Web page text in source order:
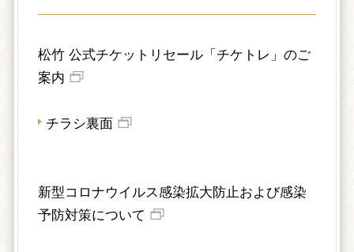
松竹 公式チケットリセール「チケトレ」のご
案内
チラシ裏面
新型コロナウイルス感染拡大防止および感染
予防対策について